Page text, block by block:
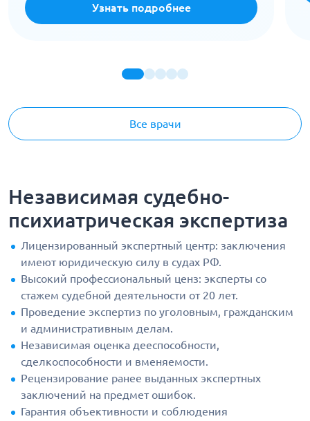
Все врачи
Узнать подробнее
Независимая судебно-
психиатрическая экспертиза
Лицензированный экспертный центр: заключения
имеют юридическую силу в судах РФ.
Высокий профессиональный ценз: эксперты со
стажем судебной деятельности от 20 лет.
Проведение экспертиз по уголовным, гражданским
и административным делам.
Независимая оценка дееспособности,
сделкоспособности и вменяемости.
Рецензирование ранее выданных экспертных
заключений на предмет ошибок.
Гарантия объективности и соблюдения